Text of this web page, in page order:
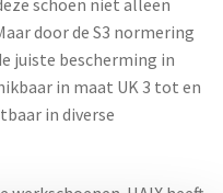
door de S3 normering
juiste bescherming in
in maat UK 3 tot en
in diverse